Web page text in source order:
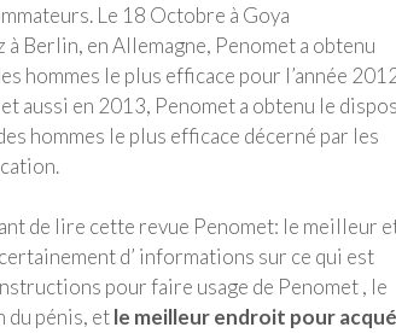
Le 18 Octobre à Goya
Berlin, en Allemagne, Penomet a obtenu
hommes le plus efficace pour l’année
aussi en 2013, Penomet a obtenu le
hommes le plus efficace décerné par les
de lire cette revue Penomet: le meilleur
d’ informations sur ce qui est
pour faire usage de Penomet , le
du pénis, etle meilleur endroit pour